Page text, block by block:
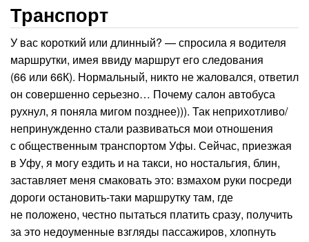
Транспорт
У вас короткий или длинный? — спросила я водителя
маршрутки, имея ввиду маршрут его следования
(66 или 66К). Нормальный, никто не жаловался, ответил
он совершенно серьезно… Почему салон автобуса
рухнул, я поняла мигом позднее))). Так неприхотливо/
непринужденно стали развиваться мои отношения
с общественным транспортом Уфы. Сейчас, приезжая
в Уфу, я могу ездить и на такси, но ностальгия, блин,
заставляет меня смаковать это: взмахом руки посреди
дороги остановить-таки маршрутку там, где
не положено, честно пытаться платить сразу, получить
за это недоуменные взгляды пассажиров, хлопнуть